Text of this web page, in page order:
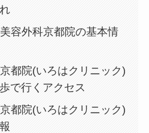
容外科京都院の基本情
都院(いろはクリニック)
で行くアクセス
都院(いろはクリニック)